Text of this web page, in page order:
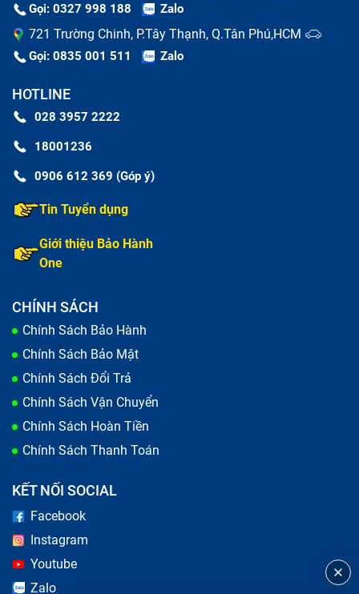
Gọi: 0327 998 188 Zalo
721 Trường Chinh, P.Tây Thạnh, Q.Tân Phú,HCM
Gọi: 0835 001 511 Zalo
HOTLINE
028 3957 2222
18001236
0906 612 369 (Góp ý)
Tin Tuyển dụng
Giới thiệu Bảo Hành
One
CHÍNH SÁCH
Chính Sách Bảo Hành
Chính Sách Bảo Mật
Chính Sách Đổi Trả
Chính Sách Vận Chuyển
Chính Sách Hoàn Tiền
Chính Sách Thanh Toán
KẾT NỐI SOCIAL
Facebook
Instagram
Youtube
Zalo